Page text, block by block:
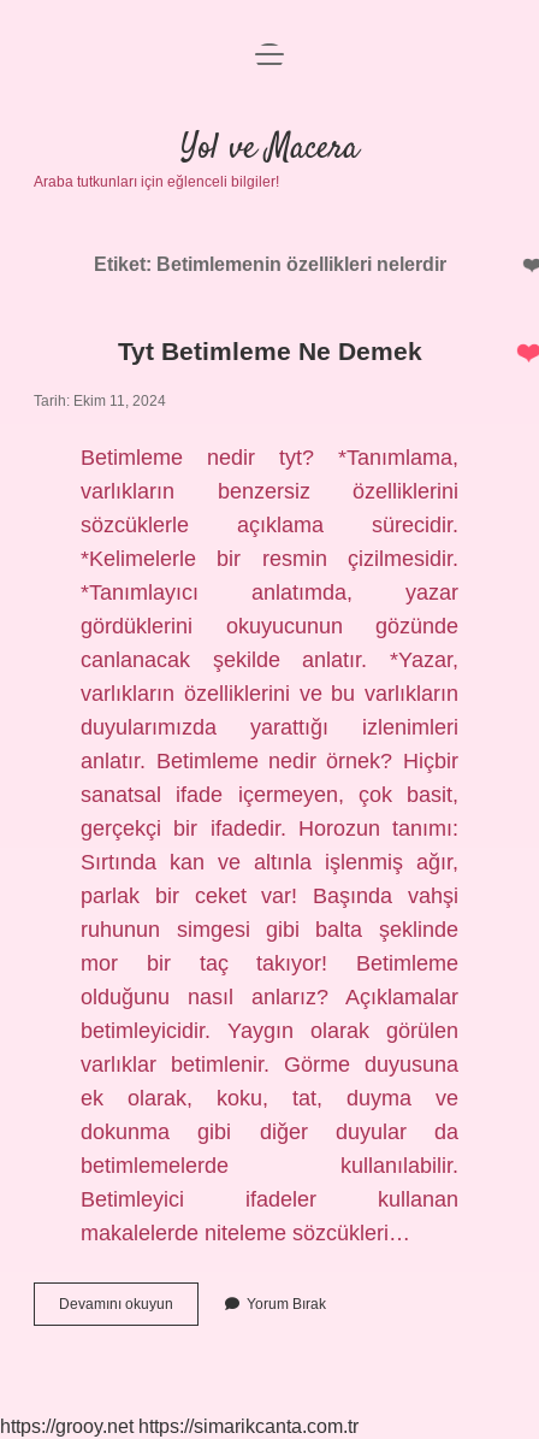
Anasayfa
Gizlilik Politikası
Yasal Uyarı
menüyü
Yol ve Macera
Araba tutkunları için eğlenceli bilgiler!
Etiket: Betimlemenin özellikleri nelerdir
Tyt Betimleme Ne Demek
Tarih: Ekim 11, 2024
Betimleme nedir tyt? *Tanımlama,
varlıkların benzersiz özelliklerini
sözcüklerle açıklama sürecidir.
*Kelimelerle bir resmin çizilmesidir.
*Tanımlayıcı anlatımda, yazar
gördüklerini okuyucunun gözünde
canlanacak şekilde anlatır. *Yazar,
varlıkların özelliklerini ve bu varlıkların
duyularımızda yarattığı izlenimleri
anlatır. Betimleme nedir örnek? Hiçbir
sanatsal ifade içermeyen, çok basit,
gerçekçi bir ifadedir. Horozun tanımı:
Sırtında kan ve altınla işlenmiş ağır,
parlak bir ceket var! Başında vahşi
ruhunun simgesi gibi balta şeklinde
mor bir taç takıyor! Betimleme
olduğunu nasıl anlarız? Açıklamalar
betimleyicidir. Yaygın olarak görülen
varlıklar betimlenir. Görme duyusuna
ek olarak, koku, tat, duyma ve
dokunma gibi diğer duyular da
betimlemelerde kullanılabilir.
Betimleyici ifadeler kullanan
makalelerde niteleme sözcükleri…
Devamını okuyun
Betimleme
Yorum Bırak
https://grooy.net https://simarikcanta.com.tr